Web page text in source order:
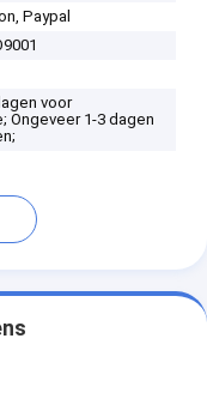
Paypal
voor
Ongeveer 1-3 dagen